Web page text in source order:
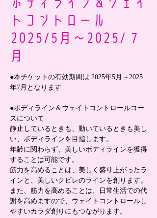
トコントロール
2025/5月～2025/ 7
月
●本チケットの有効期間は 2025年5月～2025
年7月となります
●ボディライン＆ウェイトコントロールコー
スについて
静止しているときも、動いているときも美し
い、ボディラインを目指します。
年齢に関わらず、美しいボディラインを獲得
することは可能です。
筋力を高めることは、美しく盛り上がったラ
インと、美しいクビレのラインを創ります。
また、筋力を高めることは、日常生活での代
謝を高めますので、ウェイトコントロールし
やすいカラダ創りにもつながります。